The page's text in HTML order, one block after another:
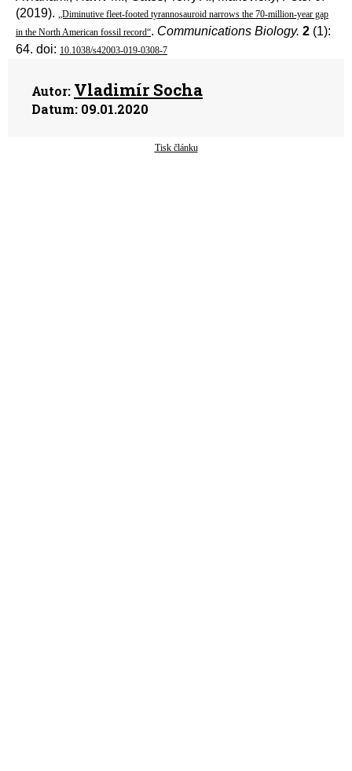
(2019). „Diminutive fleet-footed tyrannosauroid narrows the 70-million-year gap
in the North American fossil record“. Communications Biology. 2 (1):
64. doi: 10.1038/s42003-019-0308-7
Autor: Vladimír Socha
Datum: 09.01.2020
Tisk článku